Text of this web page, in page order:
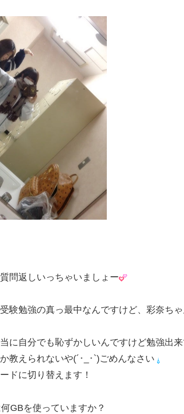
問返しいっちゃいましょー
験勉強の真っ最中なんですけど、彩奈ち
に自分でも恥ずかしいんですけど勉強出
教えられないや(´･_･`)ごめんなさい
ドに切り替えます！
GBを使っていますか？